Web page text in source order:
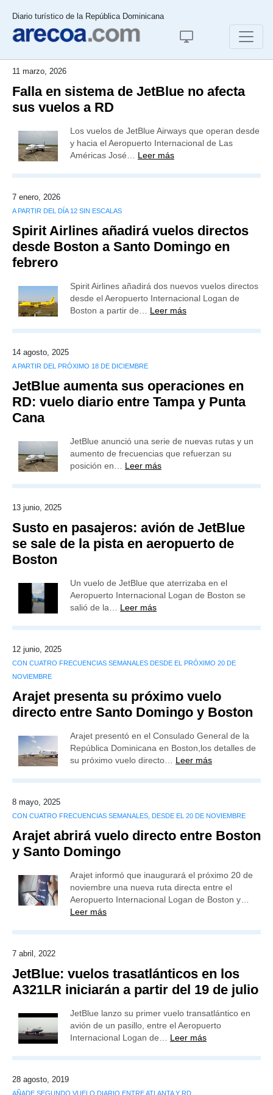
Diario turístico de la República Dominicana
11 marzo, 2026
Falla en sistema de JetBlue no afecta
sus vuelos a RD
Los vuelos de JetBlue Airways que operan desde
y hacia el Aeropuerto Internacional de Las
Américas José… Leer más
7 enero, 2026
A PARTIR DEL DÍA 12 SIN ESCALAS
Spirit Airlines añadirá vuelos directos
desde Boston a Santo Domingo en
febrero
Spirit Airlines añadirá dos nuevos vuelos directos
desde el Aeropuerto Internacional Logan de
Boston a partir de… Leer más
14 agosto, 2025
A PARTIR DEL PRÓXIMO 18 DE DICIEMBRE
JetBlue aumenta sus operaciones en
RD: vuelo diario entre Tampa y Punta
Cana
JetBlue anunció una serie de nuevas rutas y un
aumento de frecuencias que refuerzan su
posición en… Leer más
13 junio, 2025
Susto en pasajeros: avión de JetBlue
se sale de la pista en aeropuerto de
Boston
Un vuelo de JetBlue que aterrizaba en el
Aeropuerto Internacional Logan de Boston se
salió de la… Leer más
12 junio, 2025
CON CUATRO FRECUENCIAS SEMANALES DESDE EL PRÓXIMO 20 DE
NOVIEMBRE
Arajet presenta su próximo vuelo
directo entre Santo Domingo y Boston
Arajet presentó en el Consulado General de la
República Dominicana en Boston,los detalles de
su próximo vuelo directo… Leer más
8 mayo, 2025
CON CUATRO FRECUENCIAS SEMANALES, DESDE EL 20 DE NOVIEMBRE
Arajet abrirá vuelo directo entre Boston
y Santo Domingo
Arajet informó que inaugurará el próximo 20 de
noviembre una nueva ruta directa entre el
Aeropuerto Internacional Logan de Boston y…
Leer más
7 abril, 2022
JetBlue: vuelos trasatlánticos en los
A321LR iniciarán a partir del 19 de julio
JetBlue lanzo su primer vuelo transatlántico en
avión de un pasillo, entre el Aeropuerto
Internacional Logan de… Leer más
28 agosto, 2019
AÑADE SEGUNDO VUELO DIARIO ENTRE ATLANTA Y RD